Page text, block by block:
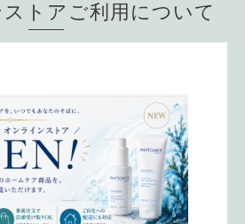
トアご利用について